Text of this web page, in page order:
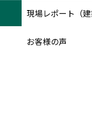
現場レポート（建
お客様の声